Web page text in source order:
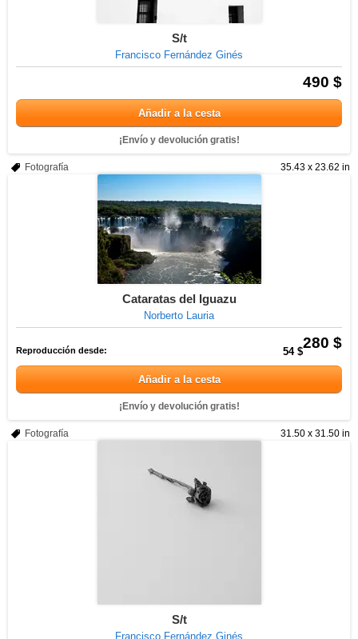
S/t
Francisco Fernández Ginés
490 $
Añadir a la cesta
¡Envío y devolución gratis!
35.43 x 23.62 in
Fotografía
Cataratas del Iguazu
Norberto Lauria
280 $
Reproducción desde: 54 $
Añadir a la cesta
¡Envío y devolución gratis!
31.50 x 31.50 in
Fotografía
S/t
Francisco Fernández Ginés